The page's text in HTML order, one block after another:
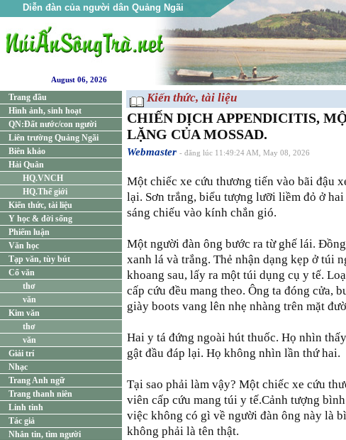
Diễn đàn của người dân Quảng Ngãi
August 06, 2026
Trang đầu
Hình ảnh, sinh hoạt
QN:Đất nước/con người
Liên trường Quảng Ngãi
Biên khảo
Hải Quân
HQ.VNCH
HQ.Thế giới
Kiến thức, tài liệu
Y học & đời sống
Phiếm luận
Văn học
Tạp văn, tùy bút
Cổ văn
thơ
văn
Kim văn
thơ
văn
Giải trí
Nhạc
Trang Anh ngữ
Trang thanh niên
Linh tinh
Tác giả
Nhắn tin, tìm người
Kiến thức, tài liệu
CHIẾN DỊCH APPENDICITIS,
LẶNG CỦA MOSSAD.
Webmaster - đăng lúc 11:49:24 AM, May 08, 2026
Một chiếc xe cứu thương tiến vào bãi đậu
lại. Sơn trắng, biểu tượng lưỡi liềm đỏ ở
sáng chiếu vào kính chắn gió.
Một người đàn ông bước ra từ ghế lái.
xanh lá và trắng. Thẻ nhận dạng kẹp ở túi
khoang sau, lấy ra một túi dụng cụ y tế.
cấp cứu đều mang theo. Ông ta đóng cửa,
giày boots vang lên nhẹ nhàng trên mặt
Hai y tá đứng ngoài hút thuốc. Họ nhìn
gật đầu đáp lại. Họ không nhìn lần thứ hai.
Tại sao phải làm vậy? Một chiếc xe cứu
viên cấp cứu mang túi y tế.Cảnh tượng
việc không có gì về người đàn ông này là
không phải là tên thật.